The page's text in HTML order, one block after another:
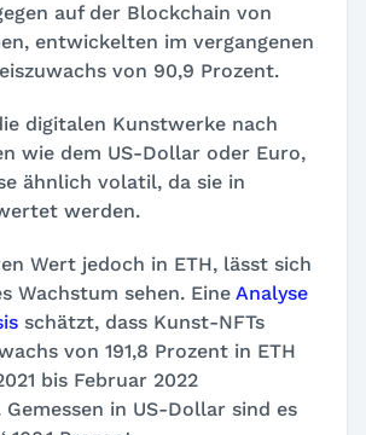
auf der Blockchain von
entwickelten im vergangenen
von 90,9 Prozent.
digitalen Kunstwerke nach
wie dem US-Dollar oder Euro,
ähnlich volatil, da sie in
werden.
Wert jedoch in ETH, lässt sich
Wachstum sehen. Eine Analyse
schätzt, dass Kunst-NFTs
von 191,8 Prozent in ETH
bis Februar 2022
in US-Dollar sind es